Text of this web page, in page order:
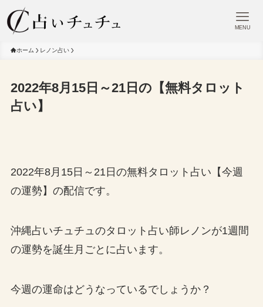
MENU
ホーム レノン占い
2022年8月15日～21日の【無料タロット
占い】
2022年8月15日～21日の無料タロット占い【今週
の運勢】の配信です。
沖縄占いチュチュのタロット占い師レノンが1週間
の運勢を誕生月ごとに占います。
今週の運命はどうなっているでしょうか？